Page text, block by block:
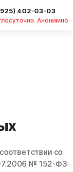
402-03-03
Анонимно
со
№ 152-ФЗ